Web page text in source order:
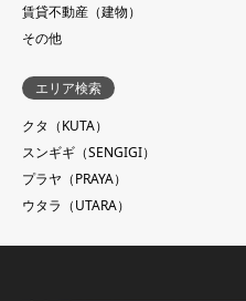
賃貸不動産（建物）
その他
エリア検索
クタ（KUTA）
スンギギ（SENGIGI）
プラヤ（PRAYA）
ウタラ（UTARA）